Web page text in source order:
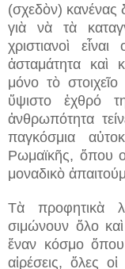
(σχεδὸν) κανένας
γιὰ νὰ τὰ
χριστιανοὶ
ἀσταμάτητα καὶ
μόνο τὸ στοιχεῖο
ὕψιστο ἐχθρό
ἀνθρωπότητα
παγκόσμια
Ρωμαϊκῆς, ὅπου
μοναδικὸ
Τὰ προφητικὰ
σιμώνουν ὅλο
ἕναν κόσμο ὅπου
αἱρέσεις, ὅλες οἱ